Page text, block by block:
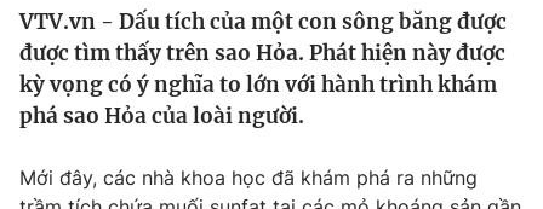
Thế giới
Tin tức
Thế giới đó đây
Tài chính
VTV.vn - Dấu tích của một con sông băng được
được tìm thấy trên sao Hỏa. Phát hiện này được
kỳ vọng có ý nghĩa to lớn với hành trình khám
phá sao Hỏa của loài người.
Mới đây, các nhà khoa học đã khám phá ra những